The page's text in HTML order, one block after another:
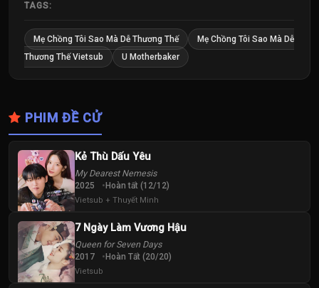
Tập
Tập
30
Tập
34
Tập
37
Tập
38
Tập
40
Tập
TAGS:
Mẹ Chồng Tôi Sao Mà Dễ Thương Thế
Mẹ Chồng Tôi Sao Mà Dễ
Thương Thế Vietsub
U Motherbaker
PHIM ĐỀ CỬ
Kẻ Thù Dấu Yêu
My Dearest Nemesis
2025 Hoàn tất (12/12)
Vietsub + Thuyết Minh
7 Ngày Làm Vương Hậu
Queen for Seven Days
2017 Hoàn Tất (20/20)
Vietsub